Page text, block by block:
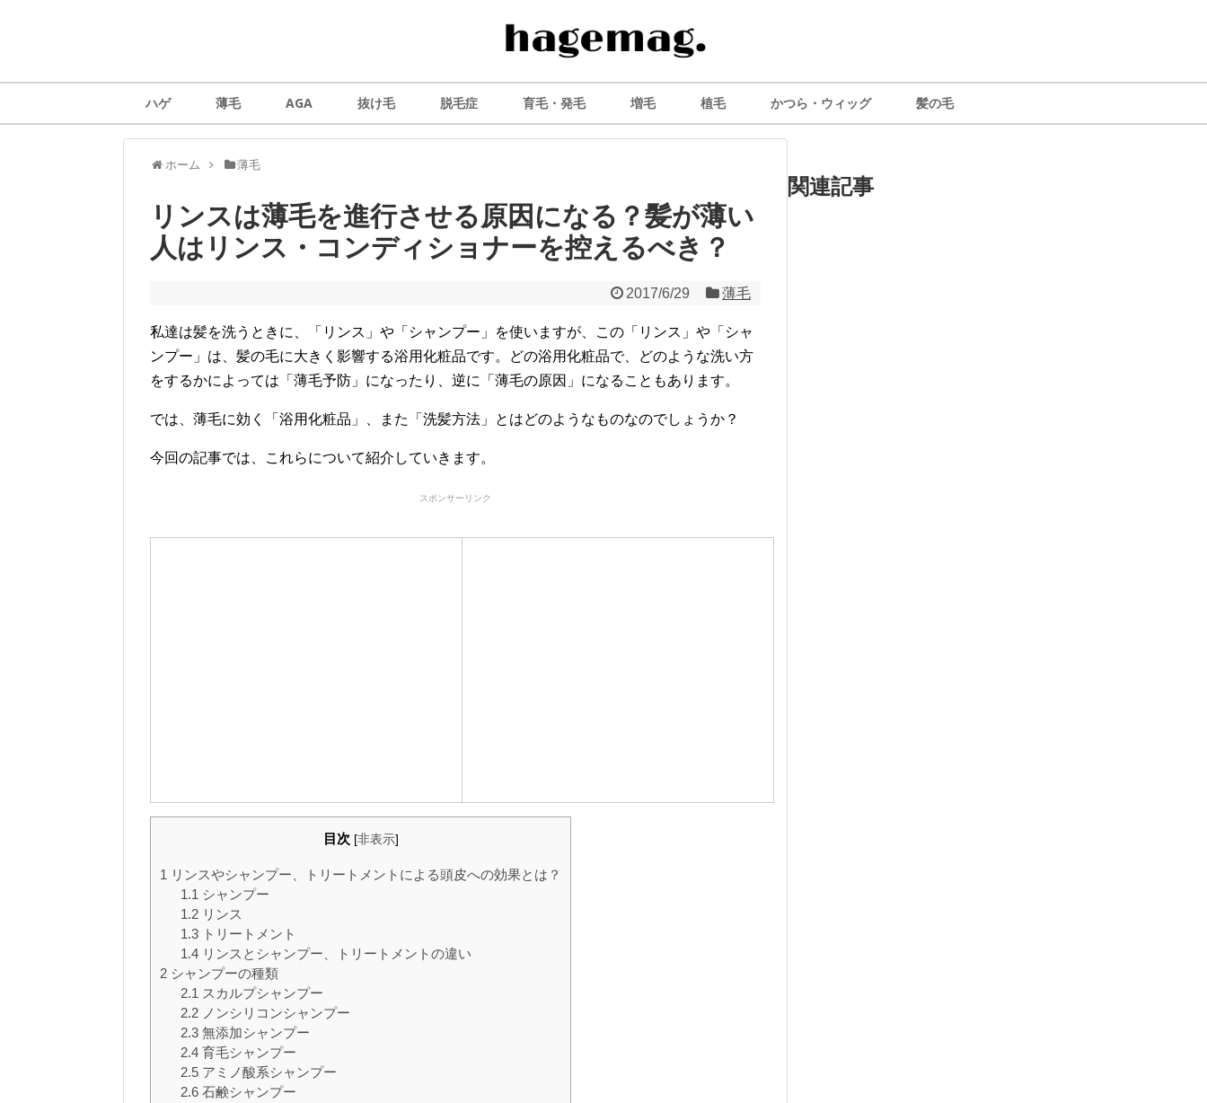
ハゲ 薄毛 AGA 抜け毛 脱毛症 育毛・発毛 増毛 植毛 かつら・ウィッグ 髪の毛
ホーム 薄毛
リンスは薄毛を進行させる原因になる？髪が薄い
人はリンス・コンディショナーを控えるべき？
2017/6/29 薄毛
私達は髪を洗うときに、「リンス」や「シャンプー」を使いますが、この「リンス」や「シャ
ンプー」は、髪の毛に大きく影響する浴用化粧品です。どの浴用化粧品で、どのような洗い方
をするかによっては「薄毛予防」になったり、逆に「薄毛の原因」になることもあります。
では、薄毛に効く「浴用化粧品」、また「洗髪方法」とはどのようなものなのでしょうか？
今回の記事では、これらについて紹介していきます。
スポンサーリンク
目次 [非表示]
1 リンスやシャンプー、トリートメントによる頭皮への効果とは？
1.1 シャンプー
1.2リンス
1.3トリートメント
1.4リンスとシャンプー、トリートメントの違い
2 シャンプーの種類
2.1 スカルプシャンプー
2.2ノンシリコンシャンプー
2.3無添加シャンプー
2.4育毛シャンプー
2.5アミノ酸系シャンプー
2.6石鹸シャンプー
関連記事